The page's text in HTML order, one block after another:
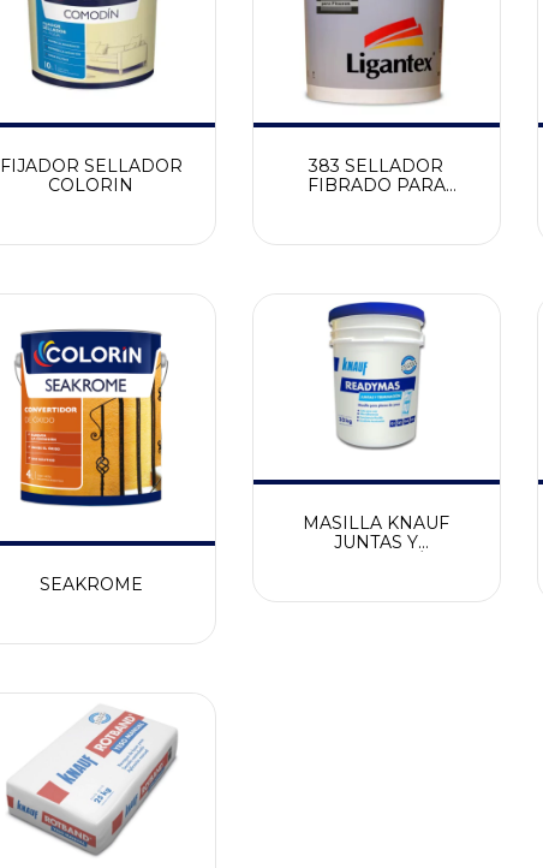
FIJADOR SELLADOR
COLORIN
383 SELLADOR
FIBRADO PARA
SEAKROME
MASILLA KNAUF
JUNTAS Y